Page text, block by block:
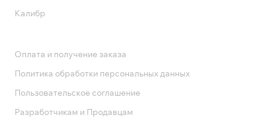
Калибр
Оплата и получение заказа
Политика обработки персональных данных
Пользовательское соглашение
Разработчикам и Продавцам